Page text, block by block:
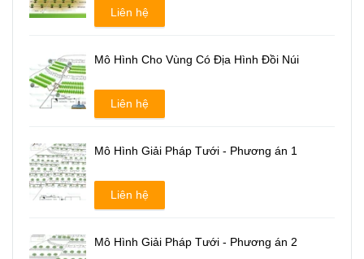
Liên hệ
Mô Hình Cho Vùng Có Địa Hình Đồi Núi
Liên hệ
Mô Hình Giải Pháp Tưới - Phương án 1
Liên hệ
Mô Hình Giải Pháp Tưới - Phương án 2